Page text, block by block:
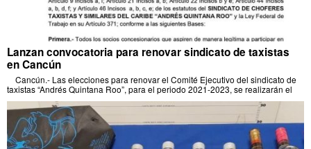
Lanzan convocatoria para renovar sindicato de taxistas
en Cancún
Cancún.- Las elecciones para renovar el Comité Ejecutivo del sindicato de
taxistas “Andrés Quintana Roo”, para el periodo 2021-2023, se realizarán el